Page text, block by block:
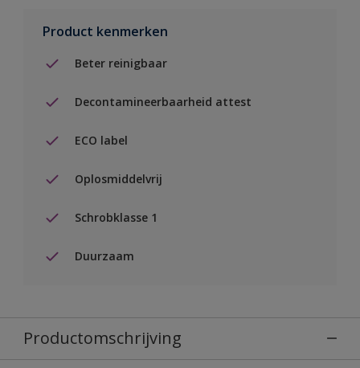
Product kenmerken
Beter reinigbaar
Decontamineerbaarheid attest
ECO label
Oplosmiddelvrij
Schrobklasse 1
Duurzaam
Productomschrijving